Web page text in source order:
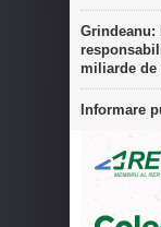
Grindeanu:
miliarde de
Informare